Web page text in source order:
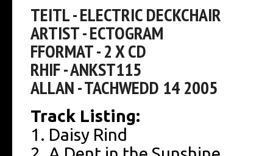
TEITL - ELECTRIC DECKCHAIR
ARTIST - ECTOGRAM
FFORMAT - 2 X CD
RHIF - ANKST115
ALLAN - TACHWEDD 14 2005
Track Listing:
1. Daisy Rind